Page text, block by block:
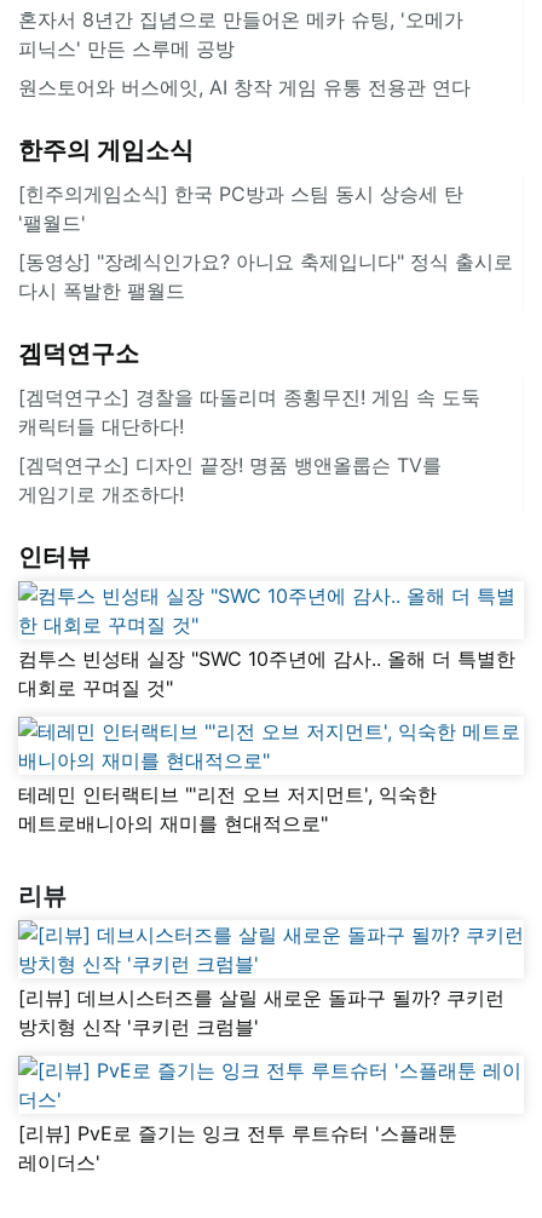
혼자서 8년간 집념으로 만들어온 메카 슈팅, '오메가
피닉스' 만든 스루메 공방
원스토어와 버스에잇, AI 창작 게임 유통 전용관 연다
한주의 게임소식
[힌주의게임소식] 한국 PC방과 스팀 동시 상승세 탄
'팰월드'
[동영상] "장례식인가요? 아니요 축제입니다" 정식 출시로
다시 폭발한 팰월드
겜덕연구소
[겜덕연구소] 경찰을 따돌리며 종횡무진! 게임 속 도둑
캐릭터들 대단하다!
[겜덕연구소] 디자인 끝장! 명품 뱅앤올룹슨 TV를
게임기로 개조하다!
인터뷰
컴투스 빈성태 실장 "SWC 10주년에 감사.. 올해 더 특별한
대회로 꾸며질 것"
테레민 인터랙티브 "'리전 오브 저지먼트', 익숙한
메트로배니아의 재미를 현대적으로"
리뷰
[리뷰] 데브시스터즈를 살릴 새로운 돌파구 될까? 쿠키런
방치형 신작 '쿠키런 크럼블'
[리뷰] PvE로 즐기는 잉크 전투 루트슈터 '스플래툰
레이더스'